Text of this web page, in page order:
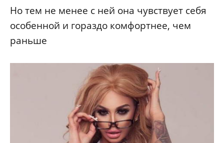
Но тем не менее с ней она чувствует себя
особенной и гораздо комфортнее, чем
раньше